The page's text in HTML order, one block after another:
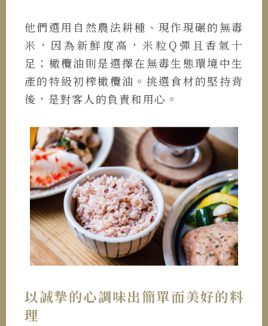
他們選用自然農法耕種、現作現碾的無毒
米，因為新鮮度高，米粒Q彈且香氣十
足；橄欖油則是選擇在無毒生態環境中生
產的特級初榨橄欖油。挑選食材的堅持背
後，是對客人的負責和用心。
以誠摯的心調味出簡單而美好的料
理